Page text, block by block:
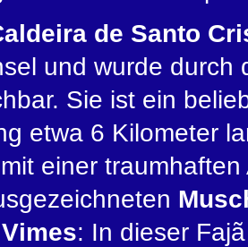
de Santo
und wurde durch
Sie ist ein
etwa 6 Kilometer
einer
: In dieser